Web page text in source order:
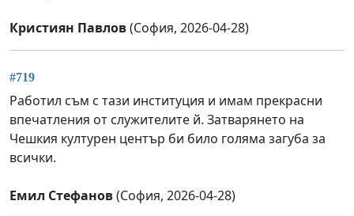
Кристиян Павлов(София, 2026-04-28)
#719
Работил съм с тази институция и имам прекрасни
впечатления от служителите й. Затварянето на
Чешкия културен център би било голяма загуба за
всички.
Емил Стефанов(София, 2026-04-28)